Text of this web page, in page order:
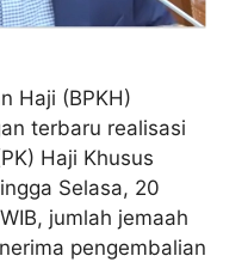
Haji (BPKH)
terbaru realisasi
Haji Khusus
Selasa, 20
jumlah jemaah
pengembalian